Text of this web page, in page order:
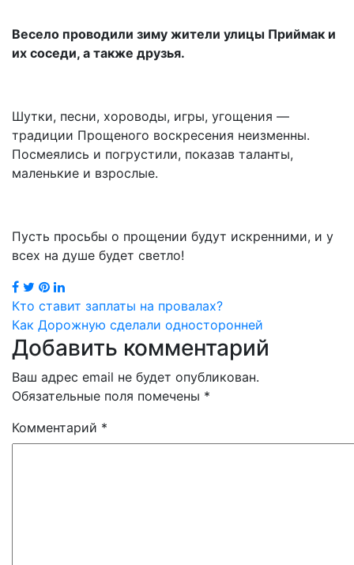
Весело проводили зиму жители улицы Приймак и
их соседи, а также друзья.
Шутки, песни, хороводы, игры, угощения —
традиции Прощеного воскресения неизменны.
Посмеялись и погрустили, показав таланты,
маленькие и взрослые.
Пусть просьбы о прощении будут искренними, и у
всех на душе будет светло!
Навигация
по
записям
Кто ставит заплаты на провалах?
Как Дорожную сделали односторонней
Добавить комментарий
Ваш адрес email не будет опубликован.
Обязательные поля помечены *
Комментарий *